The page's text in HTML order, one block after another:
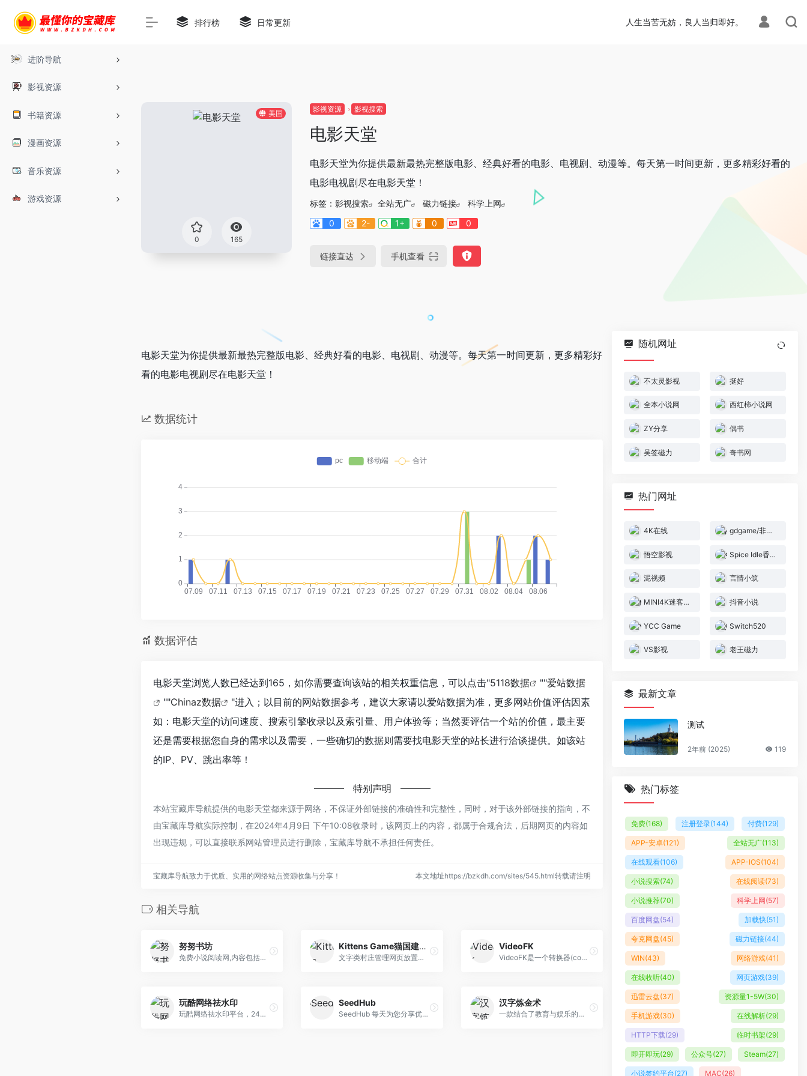
进阶导航
影视资源
书籍资源
漫画资源
音乐资源
游戏资源
排行榜 日常更新 人生当苦无妨，良人当归即好。
美国
0 165
影视资源 影视搜索
电影天堂
电影天堂为你提供最新最热完整版电影、经典好看的电影、电视剧、动漫等。每天第一时间更新，更多精彩好看的
电影电视剧尽在电影天堂！
标签： 影视搜索 全站无广 磁力链接
科学上网
0
2- 1+ 0 0
链接直达 手机查看
电影天堂为你提供最新最热完整版电影、经典好看的电影、电视剧、动漫等。每天第一时间更新，更多精彩好
看的电影电视剧尽在电影天堂！
数据统计
数据评估
电影天堂浏览人数已经达到165，如你需要查询该站的相关权重信息，可以点击"5118数据 ""爱站数据
""Chinaz数据
"进入；以目前的网站数据参考，建议大家请以爱站数据为准，更多网站价值评估因素
如：电影天堂的访问速度、搜索引擎收录以及索引量、用户体验等；当然要评估一个站的价值，最主要
还是需要根据您自身的需求以及需要，一些确切的数据则需要找电影天堂的站长进行洽谈提供。如该站
的IP、PV、跳出率等！
特别声明
本站宝藏库导航提供的电影天堂都来源于网络，不保证外部链接的准确性和完整性，同时，对于该外部链接的指向，不
由宝藏库导航实际控制，在2024年4月9日 下午10:08收录时，该网页上的内容，都属于合规合法，后期网页的内容如
出现违规，可以直接联系网站管理员进行删除，宝藏库导航不承担任何责任。
宝藏库导航致力于优质、实用的网络站点资源收集与分享！ 本文地址https://bzkdh.com/sites/545.html转载请注明
相关导航
努努书坊
免费小说阅读网,内容包括国内外华人作品,世界名著,言情小说,校园小说,武侠小说,灵异,侦探推理,网游小说,科幻小说,玄幻小说,网络原创文学等。
Kittens Game猫国建设者
文字类村庄管理网页放置游戏，带你进入简单又充满策略的猫咪世界。在游戏中，你将扮演一个猫咪村庄的管理者，负责指导它们获取资源和学习新技术。
VideoFK
VideoFK是一个转换器(conconver)和下载器，可以处理高清质量的Mp3，Mp4视频。Videofk支持下载所有视频格式，如:MP4，M4V，3GP，WMV，FLV，MO，MP3，WEBM等。
玩酷网络祛水印
玩酷网络祛水印平台，24H在线永久免费去视频水印、去封面水印，致力提供全网最优质的去水印解析服务！
SeedHub
SeedHub 每天为您分享优质的电影、电视剧和动漫资讯。免费分享，无需注册，更新及时，我们致力打造最好的影视资讯分享站！
汉字炼金术
一款结合了教育与娱乐的拼字游戏，让您在轻松的氛围中学习汉字，了解中国文化的博大精深。游戏即开即玩，以汉字和偏旁部首为基本元素，通过组合不同的汉字部首，创造出新的汉字，帮助玩家提高记忆力。
随机网址
不太灵影视 挺好
全本小说网 西红柿小说网
ZY分享 偶书
吴签磁力 奇书网
热门网址
4K在线 gdgame/非商业盈利的游戏下载网站
悟空影视 Spice Idle香料放置
泥视频 言情小筑
MINI4K迷客电影 抖音小说
YCC Game Switch520
VS影视 老王磁力
最新文章
测试
2年前 (2025) 119
热门标签
免费(168) 注册登录(144) 付费(129)
APP-安卓(121) 全站无广(113)
在线观看(106) APP-IOS(104)
小说搜索(74) 在线阅读(73)
小说推荐(70) 科学上网(57)
百度网盘(54) 加载快(51)
夸克网盘(45) 磁力链接(44)
WIN(43) 网络游戏(41)
在线收听(40) 网页游戏(39)
迅雷云盘(37) 资源量1-5W(30)
手机游戏(30) 在线解析(29)
HTTP下载(29) 临时书架(29)
即开即玩(29) 公众号(27) Steam(27)
小说签约平台(27) MAC(26)